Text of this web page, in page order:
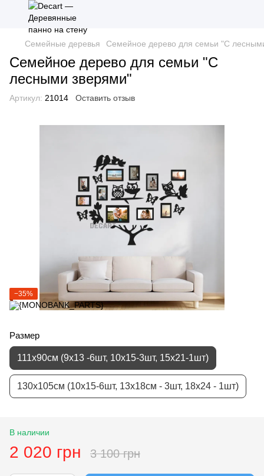
Семейные деревья Семейное дерево для семьи "С
Семейное дерево для семьи "С
лесными зверями"
Артикул: 21014 Оставить отзыв
−35%
Размер
111х90см (9х13 -6шт, 10х15-3шт, 15х21-1шт)
130х105см (10х15-6шт, 13х18см - 3шт, 18х24 - 1шт)
В наличии
2 020 грн 3 100 грн